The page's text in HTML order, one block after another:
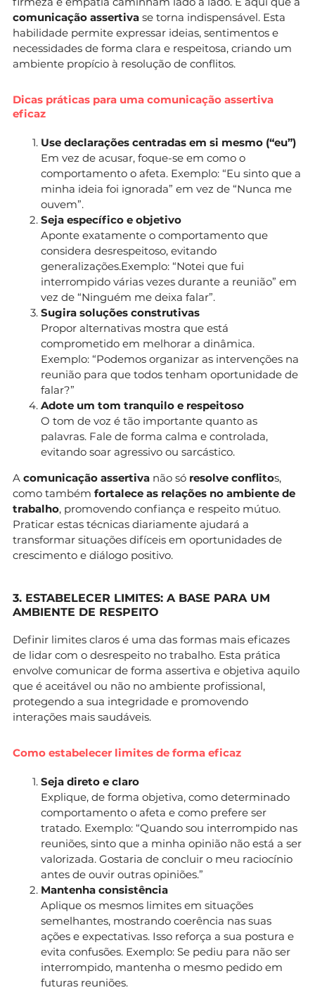
comunicação assertiva se torna indispensável. Esta
habilidade permite expressar ideias, sentimentos e
necessidades de forma clara e respeitosa, criando um
ambiente propício à resolução de conflitos.
Dicas práticas para uma comunicação assertiva
eficaz
Use declarações centradas em si mesmo (“eu”)
Em vez de acusar, foque-se em como o
comportamento o afeta. Exemplo: “Eu sinto que a
minha ideia foi ignorada” em vez de “Nunca me
ouvem”.
Seja específico e objetivo
Aponte exatamente o comportamento que
considera desrespeitoso, evitando
generalizações.Exemplo: “Notei que fui
interrompido várias vezes durante a reunião” em
vez de “Ninguém me deixa falar”.
Sugira soluções construtivas
Propor alternativas mostra que está
comprometido em melhorar a dinâmica.
Exemplo: “Podemos organizar as intervenções na
reunião para que todos tenham oportunidade de
falar?”
Adote um tom tranquilo e respeitoso
O tom de voz é tão importante quanto as
palavras. Fale de forma calma e controlada,
evitando soar agressivo ou sarcástico.
A comunicação assertiva não só resolve conflitos,
como também fortalece as relações no ambiente de
trabalho, promovendo confiança e respeito mútuo.
Praticar estas técnicas diariamente ajudará a
transformar situações difíceis em oportunidades de
crescimento e diálogo positivo.
3. ESTABELECER LIMITES: A BASE PARA UM
AMBIENTE DE RESPEITO
Definir limites claros é uma das formas mais eficazes
de lidar com o desrespeito no trabalho. Esta prática
envolve comunicar de forma assertiva e objetiva aquilo
que é aceitável ou não no ambiente profissional,
protegendo a sua integridade e promovendo
interações mais saudáveis.
Como estabelecer limites de forma eficaz
Seja direto e claro
Explique, de forma objetiva, como determinado
comportamento o afeta e como prefere ser
tratado. Exemplo: “Quando sou interrompido nas
reuniões, sinto que a minha opinião não está a ser
valorizada. Gostaria de concluir o meu raciocínio
antes de ouvir outras opiniões.”
Mantenha consistência
Aplique os mesmos limites em situações
semelhantes, mostrando coerência nas suas
ações e expectativas. Isso reforça a sua postura e
evita confusões. Exemplo: Se pediu para não ser
interrompido, mantenha o mesmo pedido em
futuras reuniões.